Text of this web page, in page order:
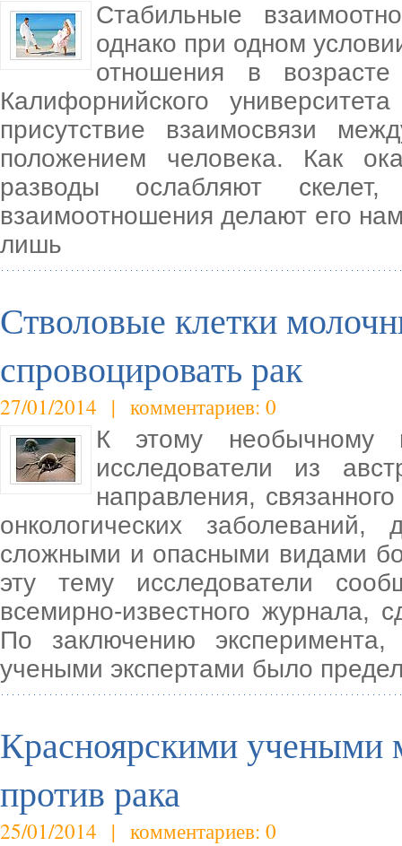
Стабильные
однако при одном
отношения в
Калифорнийского
присутствие взаимосвязи
положением человека. Как
разводы ослабляют
взаимоотношения делают его
лишь
Стволовые клетки
спровоцировать рак
27/01/2014 | комментариев: 0
К этому необычному
исследователи из
направления,
онкологических
сложными и опасными видами
эту тему исследователи
всемирно-известного журнала,
По заключению
учеными экспертами было
Красноярскими учеными
против рака
25/01/2014 | комментариев: 0